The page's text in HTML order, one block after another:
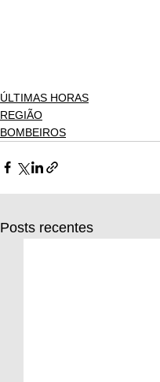
ÚLTIMAS HORAS
REGIÃO
BOMBEIROS
Posts recentes